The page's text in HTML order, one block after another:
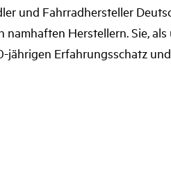
und Fahrradhersteller
Herstellern. Sie,
Erfahrungsschatz